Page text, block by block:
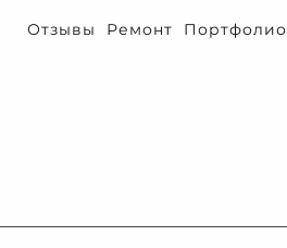
Отзывы Ремонт Портфолио